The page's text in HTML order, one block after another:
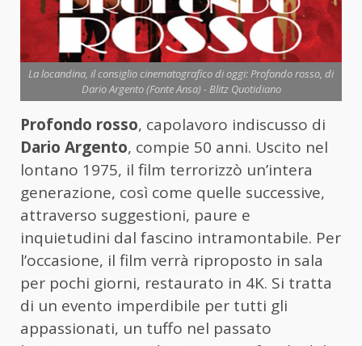
La locandina, il consiglio cinematografico di oggi: Profondo rosso, di
Dario Argento (Fonte Ansa) - Blitz Quotidiano
Profondo rosso, capolavoro indiscusso di
Dario Argento, compie 50 anni. Uscito nel
lontano 1975, il film terrorizzò un’intera
generazione, così come quelle successive,
attraverso suggestioni, paure e
inquietudini dal fascino intramontabile. Per
l’occasione, il film verrà riproposto in sala
per pochi giorni, restaurato in 4K. Si tratta
di un evento imperdibile per tutti gli
appassionati, un tuffo nel passato